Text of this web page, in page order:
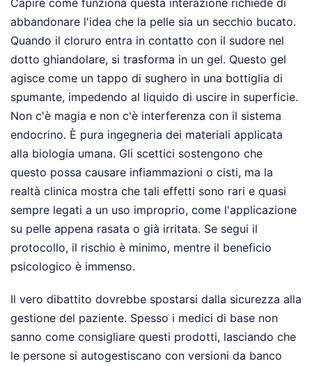
abbandonare l'idea che la pelle sia un secchio bucato.
Quando il cloruro entra in contatto con il sudore nel
dotto ghiandolare, si trasforma in un gel. Questo gel
agisce come un tappo di sughero in una bottiglia di
spumante, impedendo al liquido di uscire in superficie.
Non c'è magia e non c'è interferenza con il sistema
endocrino. È pura ingegneria dei materiali applicata
alla biologia umana. Gli scettici sostengono che
questo possa causare infiammazioni o cisti, ma la
realtà clinica mostra che tali effetti sono rari e quasi
sempre legati a un uso improprio, come l'applicazione
su pelle appena rasata o già irritata. Se segui il
protocollo, il rischio è minimo, mentre il beneficio
psicologico è immenso.
Il vero dibattito dovrebbe spostarsi dalla sicurezza alla
gestione del paziente. Spesso i medici di base non
sanno come consigliare questi prodotti, lasciando che
le persone si autogestiscano con versioni da banco